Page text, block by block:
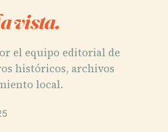
vista.
el equipo editorial de
históricos, archivos
local.